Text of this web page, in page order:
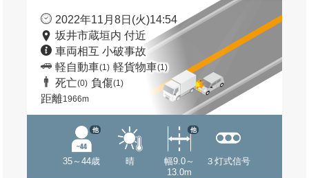
2022年11月8日(火)14:54
坂井市蔵垣内 付近
車両相互 小破事故
軽自動車(1) 軽貨物車(1)
死亡(0) 負傷(1)
距離1966m
35～44歳
他
晴
幅9.0～
13.0m
他
３灯式信号